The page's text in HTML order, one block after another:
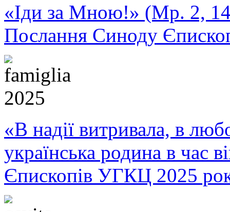
«Іди за Мною!» (Мр. 2,
Послання Синоду
«В надії витривала, в
українська родина в час
Єпископів УГКЦ 2025